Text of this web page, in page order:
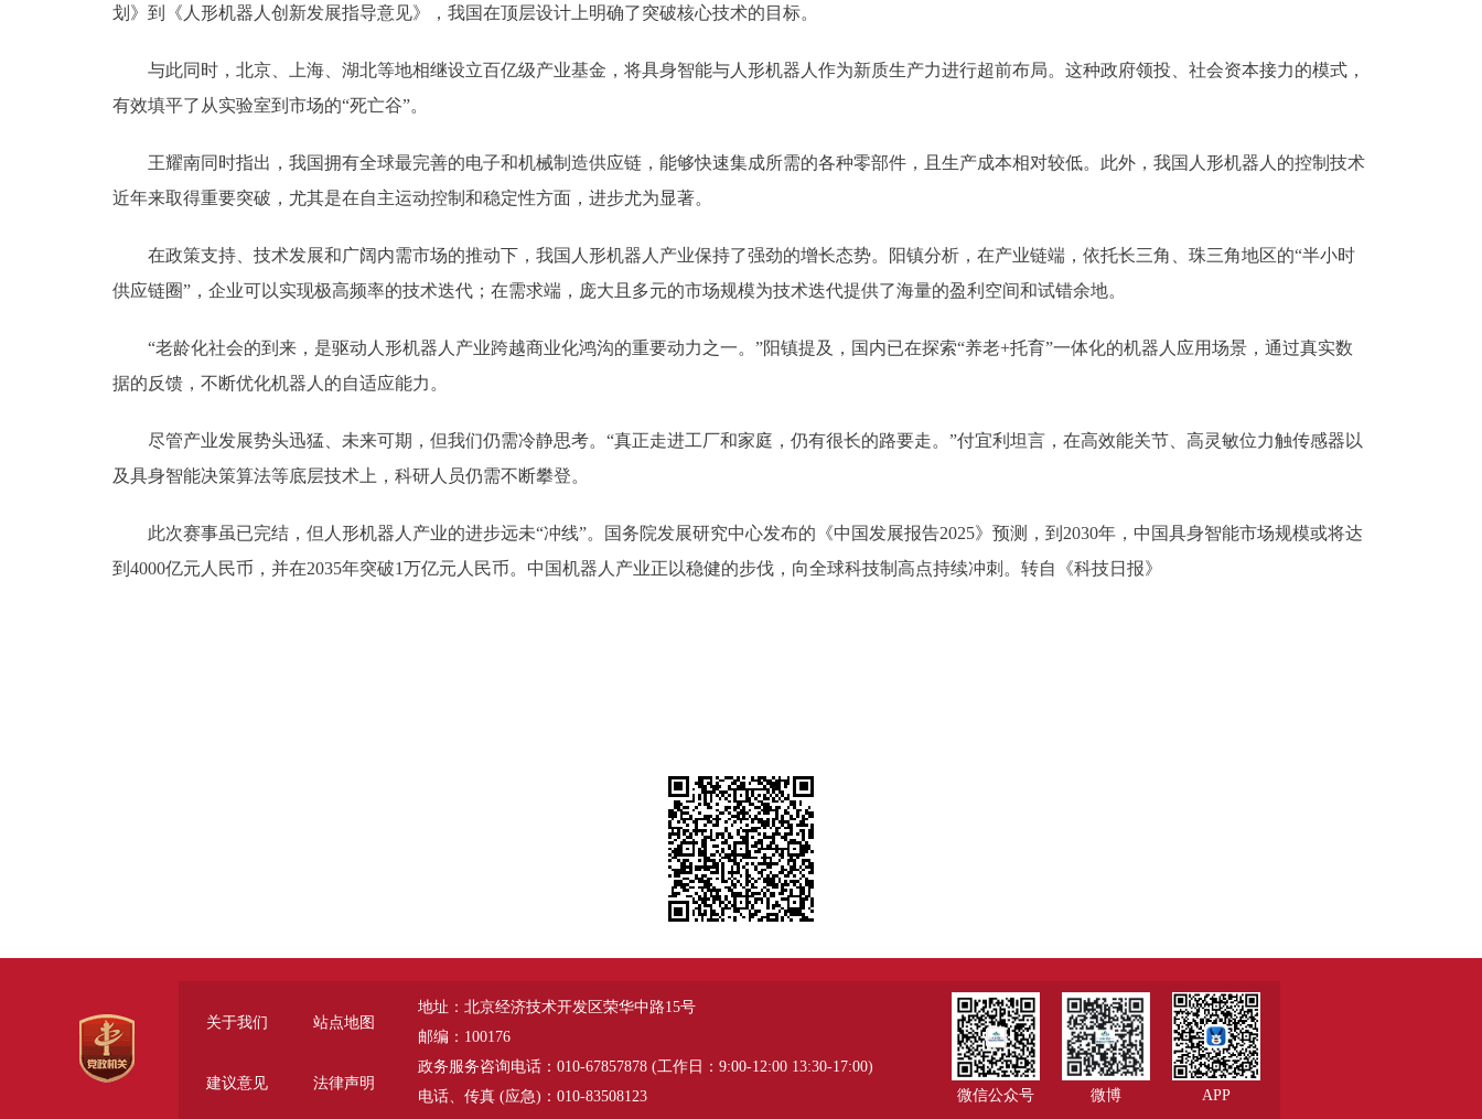
划》到《人形机器人创新发展指导意见》，我国在顶层设计上明确了突破核心技术的目标。
与此同时，北京、上海、湖北等地相继设立百亿级产业基金，将具身智能与人形机器人作为新质生产力进行超前布局。这种政府领投、社会资本接力的模式，
有效填平了从实验室到市场的“死亡谷”。
王耀南同时指出，我国拥有全球最完善的电子和机械制造供应链，能够快速集成所需的各种零部件，且生产成本相对较低。此外，我国人形机器人的控制技术
近年来取得重要突破，尤其是在自主运动控制和稳定性方面，进步尤为显著。
在政策支持、技术发展和广阔内需市场的推动下，我国人形机器人产业保持了强劲的增长态势。阳镇分析，在产业链端，依托长三角、珠三角地区的“半小时
供应链圈”，企业可以实现极高频率的技术迭代；在需求端，庞大且多元的市场规模为技术迭代提供了海量的盈利空间和试错余地。
“老龄化社会的到来，是驱动人形机器人产业跨越商业化鸿沟的重要动力之一。”阳镇提及，国内已在探索“养老+托育”一体化的机器人应用场景，通过真实数
据的反馈，不断优化机器人的自适应能力。
尽管产业发展势头迅猛、未来可期，但我们仍需冷静思考。“真正走进工厂和家庭，仍有很长的路要走。”付宜利坦言，在高效能关节、高灵敏位力触传感器以
及具身智能决策算法等底层技术上，科研人员仍需不断攀登。
此次赛事虽已完结，但人形机器人产业的进步远未“冲线”。国务院发展研究中心发布的《中国发展报告2025》预测，到2030年，中国具身智能市场规模或将达
到4000亿元人民币，并在2035年突破1万亿元人民币。中国机器人产业正以稳健的步伐，向全球科技制高点持续冲刺。转自《科技日报》
关于我们 站点地图
建议意见 法律声明
地址：北京经济技术开发区荣华中路15号
邮编：100176
政务服务咨询电话：010-67857878 (工作日：9:00-12:00 13:30-17:00)
电话、传真 (应急)：010-83508123
微信公众号 微博 APP